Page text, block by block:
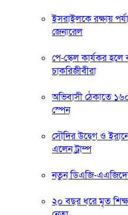
ইসরাইলকে রক্ষায়
জেনারেল
পে-স্কেল কার্যকর
চাকরিজীবীরা
অভিবাসী ঠেকাতে
স্পেন
সৌদির উদ্বেগ ও
এলেন ট্রাম্প
নতুন ডিএজি-
২০ বছর ধরে মৃত